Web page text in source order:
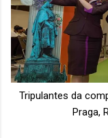
Tripulantes da
Praga,